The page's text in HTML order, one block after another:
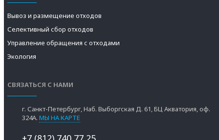
Вывоз и размещение отходов
Селективный сбор отходов
Управление обращения с отходами
Экология
СВЯЗАТЬСЯ С НАМИ
г. Санкт-Петербург, Наб. Выборгская Д. 61, БЦ Акватория, оф.
324А. МЫ НА КАРТЕ